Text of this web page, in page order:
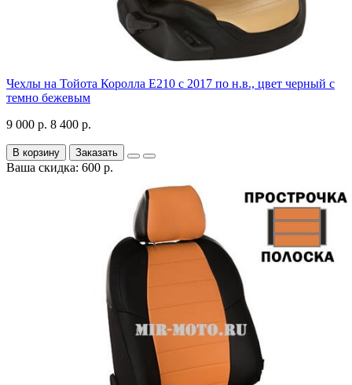
Чехлы на Тойота Королла Е210 с 2017 по н.в., цвет черный с
темно бежевым
9 000 р. 8 400 р.
В корзину Заказать
Ваша скидка: 600 р.